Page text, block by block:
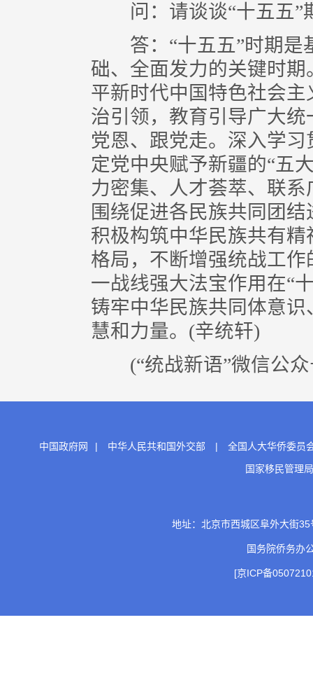
问：请谈谈“十五五”
答：“十五五”时期是
础、全面发力的关键时
平新时代中国特色社会
治引领，教育引导广大
党恩、跟党走。深入学
定党中央赋予新疆的“五
力密集、人才荟萃、联
围绕促进各民族共同团
积极构筑中华民族共有
格局，不断增强统战工
一战线强大法宝作用在“
铸牢中华民族共同体意
慧和力量。(辛统轩)
(“统战新语”微信公众
中国政府网 | 中华人民共和国外交部 |
全国人大华侨委员
国家移民管理局
地址：北京市西城区阜外大街
国务院侨务
[京ICP备